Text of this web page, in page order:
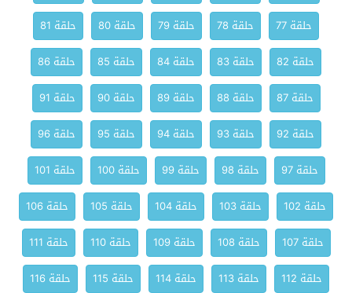
حلقة 77
حلقة 78 حلقة 79 حلقة 80
حلقة 81
حلقة 82
حلقة 83 حلقة 84 حلقة 85
حلقة 86
حلقة 87
حلقة 88 حلقة 89 حلقة 90
حلقة 91
حلقة 92
حلقة 93 حلقة 94 حلقة 95
حلقة 96
حلقة 97
حلقة 98 حلقة 99 حلقة 100
حلقة 101
حلقة 102
حلقة 103 حلقة 104 حلقة 105
حلقة 106
حلقة 107
حلقة 108 حلقة 109 حلقة 110
حلقة 111
حلقة 112
حلقة 113 حلقة 114 حلقة 115
حلقة 116